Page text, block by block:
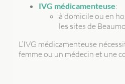
IVG médicamenteuse:
à domicile ou en
les sites de
L’IVG médicamenteuse
femme ou un médecin et une